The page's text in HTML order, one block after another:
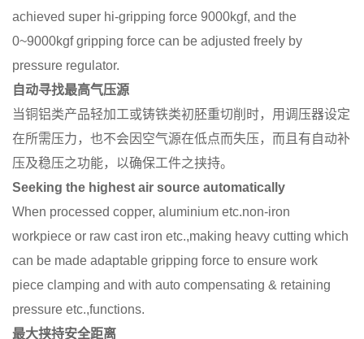
achieved super hi-gripping force 9000kgf, and the
0~9000kgf gripping force can be adjusted freely by
pressure regulator.
自动寻找最高气压源
当铜铝类产品轻加工或铸铁类初胚重切削时，用调压器设定
在所需压力，也不会因空气源在低点而失压，而且有自动补
压及稳压之功能，以确保工件之挟持。
Seeking the highest air source automatically
When processed copper, aluminium etc.non-iron
workpiece or raw cast iron etc.,making heavy cutting which
can be made adaptable gripping force to ensure work
piece clamping and with auto compensating & retaining
pressure etc.,functions.
最大挟持安全距离